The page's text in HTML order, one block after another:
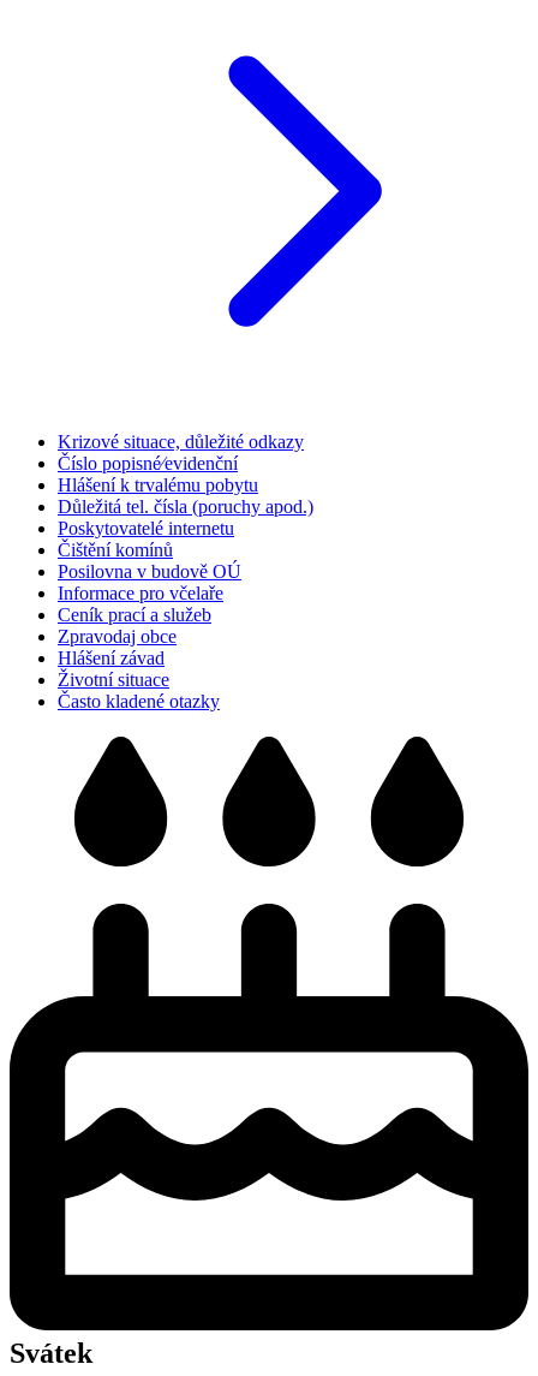
Krizové situace, důležité odkazy
Číslo popisné⁄evidenční
Hlášení k trvalému pobytu
Důležitá tel. čísla (poruchy apod.)
Poskytovatelé internetu
Čištění komínů
Posilovna v budově OÚ
Informace pro včelaře
Ceník prací a služeb
Zpravodaj obce
Hlášení závad
Životní situace
Často kladené otazky
Svátek